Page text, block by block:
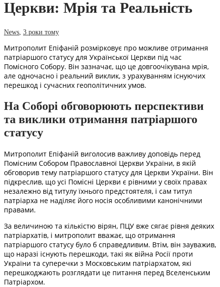
Церкви: Мрія та Реальність
News 3 роки тому
Митрополит Епіфаній розмірковує про можливе отримання
патріаршого статусу для Української Церкви під час
Помісного Собору. Він зазначає, що це довгоочікувана мрія,
але одночасно і реальний виклик, з урахуванням існуючих
перешкод і сучасних геополітичних умов.
На Соборі обговорюють перспективи
та виклики отримання патріаршого
статусу
Митрополит Епіфаній виголосив важливу доповідь перед
Помісним Собором Православної Церкви України, в якій
обговорив тему патріаршого статусу для Церкви України. Він
підкреслив, що усі Помісні Церкви є рівними у своїх правах
незалежно від титулу їхнього предстоятеля, і сам титул
патріарха не наділяє його носія особливими канонічними
правами.
За величиною та кількістю вірян, ПЦУ вже сягає рівня деяких
патріархатів, і митрополит вважає, що отримання
патріаршого статусу було б справедливим. Втім, він зауважив,
що наразі існують перешкоди, такі як війна Росії проти
України та суперечки з Московським патріархатом, які
перешкоджають розглядати це питання перед Вселенським
Патріархом.